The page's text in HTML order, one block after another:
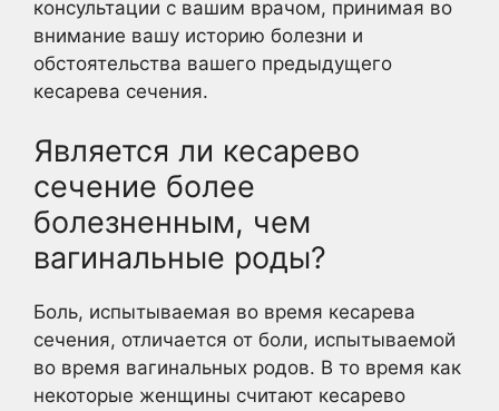
консультации с вашим врачом, принимая во
внимание вашу историю болезни и
обстоятельства вашего предыдущего
кесарева сечения.
Является ли кесарево
сечение более
болезненным, чем
вагинальные роды?
Боль, испытываемая во время кесарева
сечения, отличается от боли, испытываемой
во время вагинальных родов. В то время как
некоторые женщины считают кесарево